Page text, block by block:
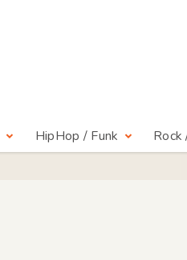
HipHop / Funk